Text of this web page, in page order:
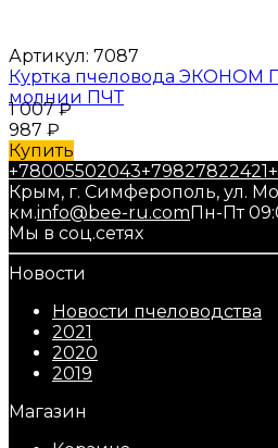
Артикул: 7087
Куртка пчеловода ЭКОНОМ
молнии ПЧТ
1 007₽
987 ₽
Купить
+78005502043+79827822421
Крым, г. Симферополь, ул.
км.info@bee-ru.comПн-Пт
Мы в соц.сетях
Новости
Новости пчеловодства
2021
2020
2019
Магазин